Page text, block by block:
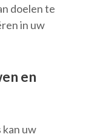
doelen te
in uw
en
kan uw